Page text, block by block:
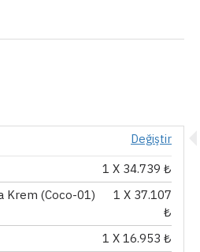
Değiştir
1 X 34.739 ₺
Krem (Coco-01)
1 X 37.107
₺
1 X 16.953 ₺